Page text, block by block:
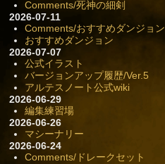
Comments/死神の細剣
2026-07-11
Comments/おすすめダンジョン
おすすめダンジョン
2026-07-07
公式イラスト
バージョンアップ履歴/Ver.5
アルテスノート公式wiki
2026-06-29
編集練習場
2026-06-26
マシーナリー
2026-06-24
Comments/ドレークセット